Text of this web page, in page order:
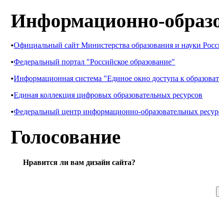
Информационно-
•Официальный сайт Министерства образования и науки
•Федеральный портал "Российское образование"
•Информационная система "Единое окно доступа к
•Единая коллекция цифровых образовательных ресурсов
•Федеральный центр информационно-образовательных
Голосование
Нравится ли вам дизайн сайта?